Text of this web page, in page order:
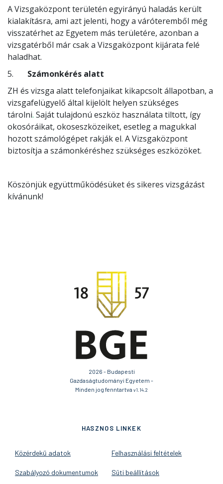
A Vizsgaközpont területén egyirányú haladás került
kialakításra, ami azt jelenti, hogy a váróteremből még
visszatérhet az Egyetem más területére, azonban a
vizsgatérből már csak a Vizsgaközpont kijárata felé
haladhat.
5. Számonkérés alatt
ZH és vizsga alatt telefonjaikat kikapcsolt állapotban, a
vizsgafelügyelő által kijelölt helyen szükséges
tárolni. Saját tulajdonú eszköz használata tiltott, így
okosóráikat, okoseszközeiket, esetleg a magukkal
hozott számológépet rakják el. A Vizsgaközpont
biztosítja a számonkéréshez szükséges eszközöket.
Köszönjük együttműködésüket és sikeres vizsgázást
kívánunk!
2026 - Budapesti
Gazdaságtudományi Egyetem -
Minden jog fenntartva v1.14.2
HASZNOS LINKEK
Közérdekű adatok
Szabályozó dokumentumok
Felhasználási feltételek
Süti beállítások